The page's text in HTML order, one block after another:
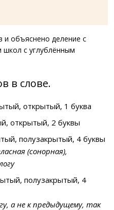
и объяснено деление с
школ с углублённым
в слове.
открытый, 1 буква
открытый, 2 буквы
полузакрытый, 4 буквы
(сонорная),
полузакрытый, 4
а не к предыдущему, так